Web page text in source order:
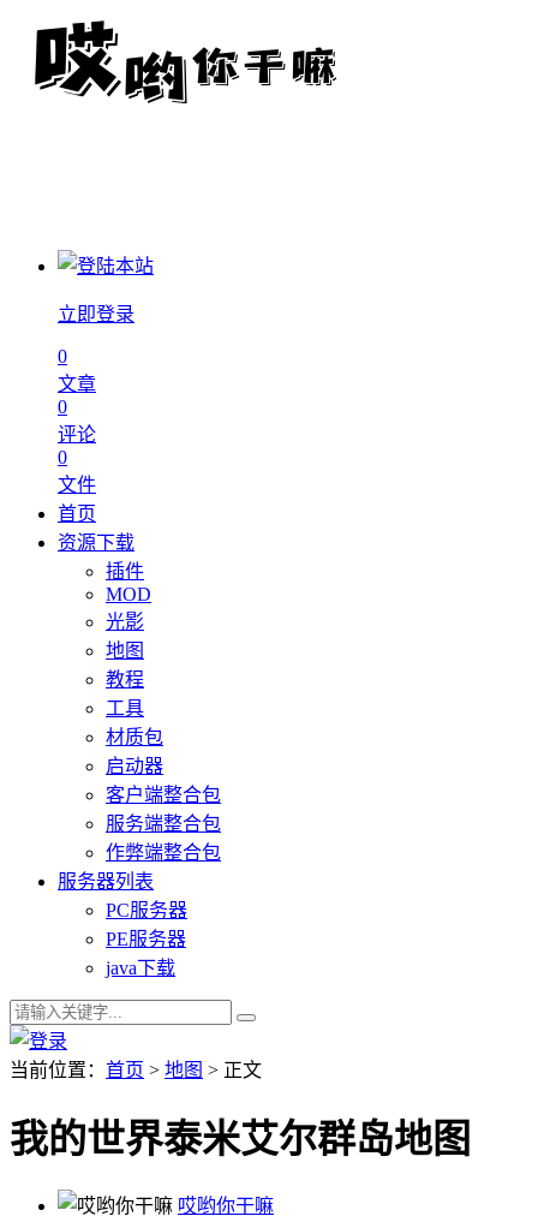
立即登录
0
文章
0
评论
0
文件
首页
资源下载
插件
MOD
光影
地图
教程
工具
材质包
启动器
客户端整合包
服务端整合包
作弊端整合包
服务器列表
PC服务器
PE服务器
java下载
当前位置： 首页 > 地图 > 正文
我的世界泰米艾尔群岛地图
哎哟你干嘛